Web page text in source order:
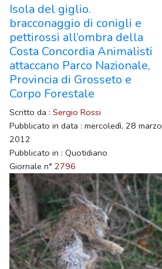
Isola del giglio.
bracconaggio di conigli e
pettirossi all’ombra della
Costa Concordia Animalisti
attaccano Parco Nazionale,
Provincia di Grosseto e
Corpo Forestale
Scritto da : Sergio Rossi
Pubblicato in data : mercoledì, 28 marzo
2012
Pubblicato in : Quotidiano
Giornale n° 2796